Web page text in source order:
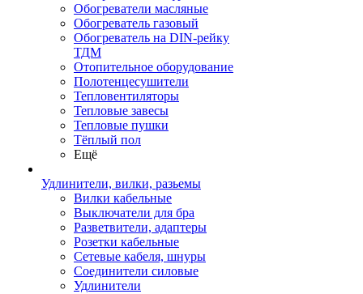
Обогреватели масляные
Обогреватель газовый
Обогреватель на DIN-рейку
ТДМ
Отопительное оборудование
Полотенцесушители
Тепловентиляторы
Тепловые завесы
Тепловые пушки
Тёплый пол
Ещё
Удлинители, вилки, разьемы
Вилки кабельные
Выключатели для бра
Разветвители, адаптеры
Розетки кабельные
Сетевые кабеля, шнуры
Соединители силовые
Удлинители